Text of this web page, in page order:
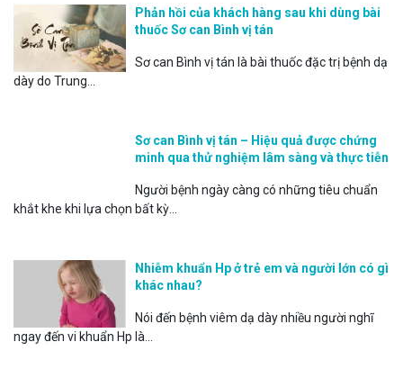
Phản hồi của khách hàng sau khi dùng bài
thuốc Sơ can Bình vị tán
Sơ can Bình vị tán là bài thuốc đặc trị bệnh dạ
dày do Trung...
Sơ can Bình vị tán – Hiệu quả được chứng
minh qua thử nghiệm lâm sàng và thực tiễn
Người bệnh ngày càng có những tiêu chuẩn
khắt khe khi lựa chọn bất kỳ...
Nhiễm khuẩn Hp ở trẻ em và người lớn có gì
khác nhau?
Nói đến bệnh viêm dạ dày nhiều người nghĩ
ngay đến vi khuẩn Hp là...